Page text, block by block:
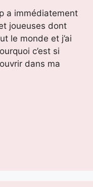
a immédiatement
joueuses dont
le monde et j’ai
c’est si
dans ma